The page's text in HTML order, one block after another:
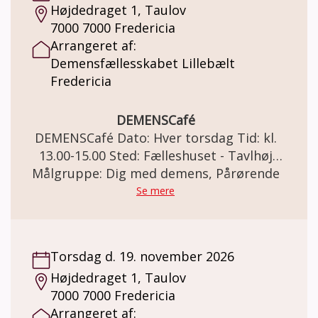
Højdedraget 1, Taulov
7000 7000 Fredericia
Arrangeret af:
Demensfællesskabet Lillebælt
Fredericia
DEMENSCafé
DEMENSCafé Dato: Hver torsdag Tid: kl.
13.00-15.00 Sted: Fælleshuset - Tavlhøj
Højdedraget 1, Taulov, 7000 Fredericia
Demenscafé. Et socialt fællesskab og et
trygt frirum som faciliteres af frivillige fra
Demensfællesskabet Lillebælt. Hygge og
Målgruppe: Dig med demens, Pårørende
Se mere
Torsdag d. 19. november 2026
Højdedraget 1, Taulov
7000 7000 Fredericia
Arrangeret af: